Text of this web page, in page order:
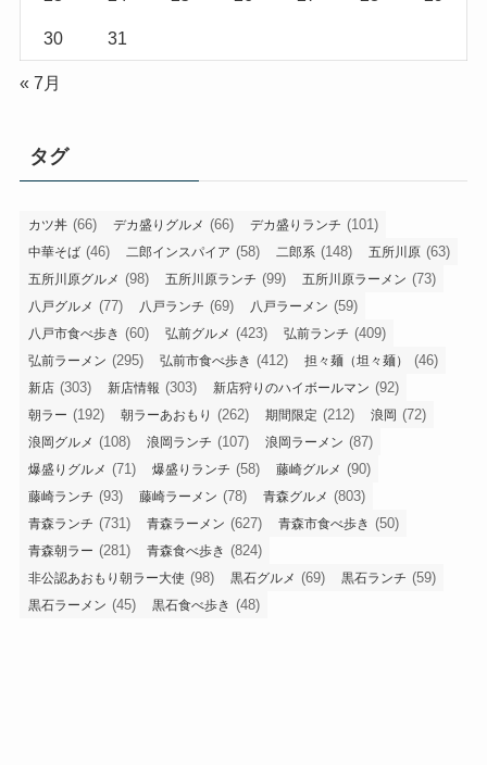
30 31
« 7月
タグ
カツ丼 (66) デカ盛りグルメ (66) デカ盛りランチ (101)
中華そば (46) 二郎インスパイア (58) 二郎系 (148) 五所川原 (63)
五所川原グルメ (98) 五所川原ランチ (99) 五所川原ラーメン (73)
八戸グルメ (77) 八戸ランチ (69) 八戸ラーメン (59)
八戸市食べ歩き (60) 弘前グルメ (423) 弘前ランチ (409)
弘前ラーメン (295) 弘前市食べ歩き (412) 担々麺（坦々麺） (46)
新店 (303) 新店情報 (303) 新店狩りのハイボールマン (92)
朝ラー (192) 朝ラーあおもり (262) 期間限定 (212) 浪岡 (72)
浪岡グルメ (108) 浪岡ランチ (107) 浪岡ラーメン (87)
爆盛りグルメ (71) 爆盛りランチ (58) 藤崎グルメ (90)
藤崎ランチ (93) 藤崎ラーメン (78) 青森グルメ (803)
青森ランチ (731) 青森ラーメン (627) 青森市食べ歩き (50)
青森朝ラー (281) 青森食べ歩き (824)
非公認あおもり朝ラー大使 (98) 黒石グルメ (69) 黒石ランチ (59)
黒石ラーメン (45) 黒石食べ歩き (48)